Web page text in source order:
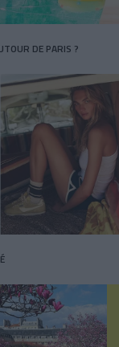
DE PARIS ?